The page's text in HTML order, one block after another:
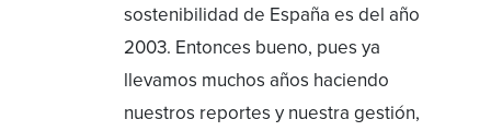
sostenibilidad de España es del año
2003. Entonces bueno, pues ya
llevamos muchos años haciendo
nuestros reportes y nuestra gestión,